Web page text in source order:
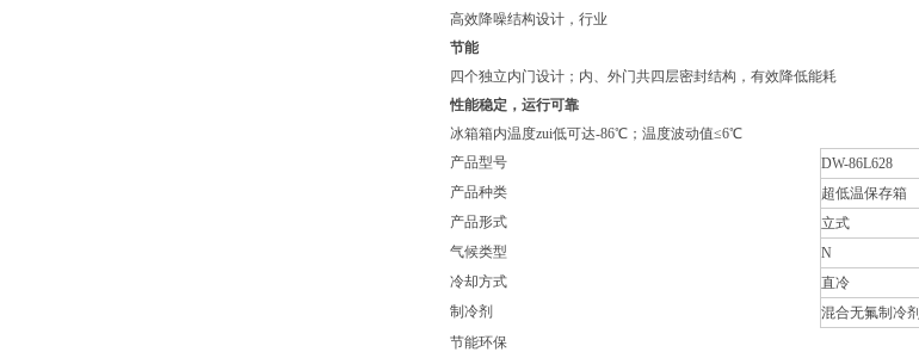
高效降噪结构设计，行业
节能
四个独立内门设计；内、外门共四层密封结构，有效降低能耗
性能稳定，运行可靠
冰箱箱内温度zui低可达-86℃；温度波动值≤6℃
产品型号
DW-86L628
产品种类
超低温保存箱
产品形式
立式
气候类型
N
冷却方式
直冷
制冷剂
混合无氟制冷剂
节能环保